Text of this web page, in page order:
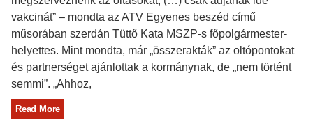
vakcinát” – mondta az ATV Egyenes beszéd című
műsorában szerdán Tüttő Kata MSZP-s főpolgármester-
helyettes. Mint mondta, már „összerakták” az oltópontokat
és partnerséget ajánlottak a kormánynak, de „nem történt
semmi”. „Ahhoz,
Read More